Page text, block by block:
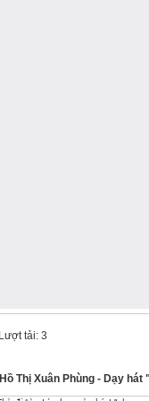
Lượt tải: 3
Thị Xuân Phùng - Dạy